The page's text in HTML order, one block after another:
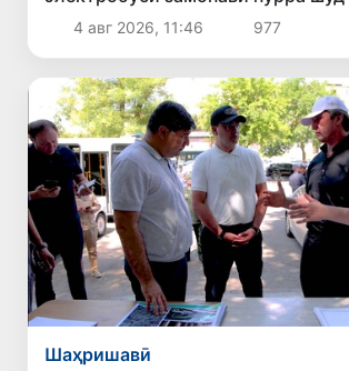
4 авг 2026, 11:46 977
Шаҳришавӣ